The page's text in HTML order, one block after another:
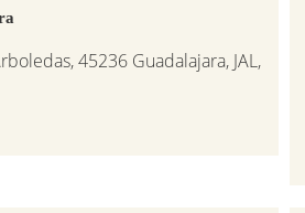
45236 Guadalajara, JAL,